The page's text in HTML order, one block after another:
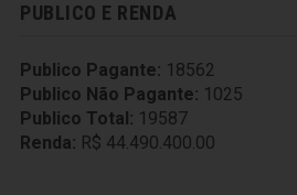
PUBLICO E RENDA
Publico Pagante: 18562
Publico Não Pagante: 1025
Publico Total: 19587
Renda: R$ 44.490.400.00